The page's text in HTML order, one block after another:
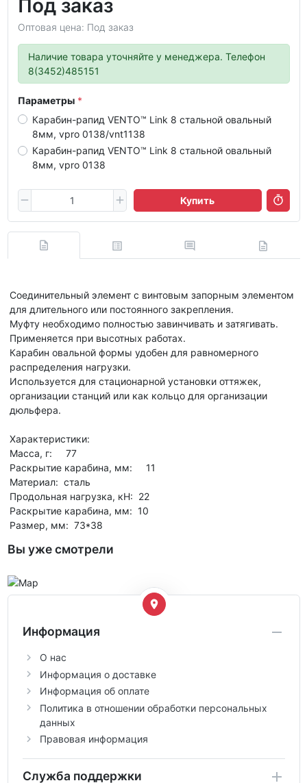
Под заказ
Оптовая цена: Под заказ
Наличие товара уточняйте у менеджера. Телефон
8(3452)485151
Параметры
Карабин-рапид VENTO™ Link 8 стальной овальный
8мм, vpro 0138/vnt1138
Карабин-рапид VENTO™ Link 8 стальной овальный
8мм, vpro 0138
Купить
Соединительный элемент с винтовым запорным элементом
для длительного или постоянного закрепления.
Муфту необходимо полностью завинчивать и затягивать.
Применяется при высотных работах.
Карабин овальной формы удобен для равномерного
распределения нагрузки.
Используется для стационарной установки оттяжек,
организации станций или как кольцо для организации
дюльфера.
Характеристики:
Масса, г: 77
Раскрытие карабина, мм: 11
Материал: сталь
Продольная нагрузка, кН: 22
Раскрытие карабина, мм: 10
Размер, мм: 73*38
Вы уже смотрели
Информация
О нас
Информация о доставке
Информация об оплате
Политика в отношении обработки персональных
данных
Правовая информация
Служба поддержки